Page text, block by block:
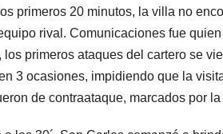
primeros 20 minutos, la villa no
rival. Comunicaciones fue
los primeros ataques del cartero se
3 ocasiones, impidiendo que la
de contraataque, marcados por